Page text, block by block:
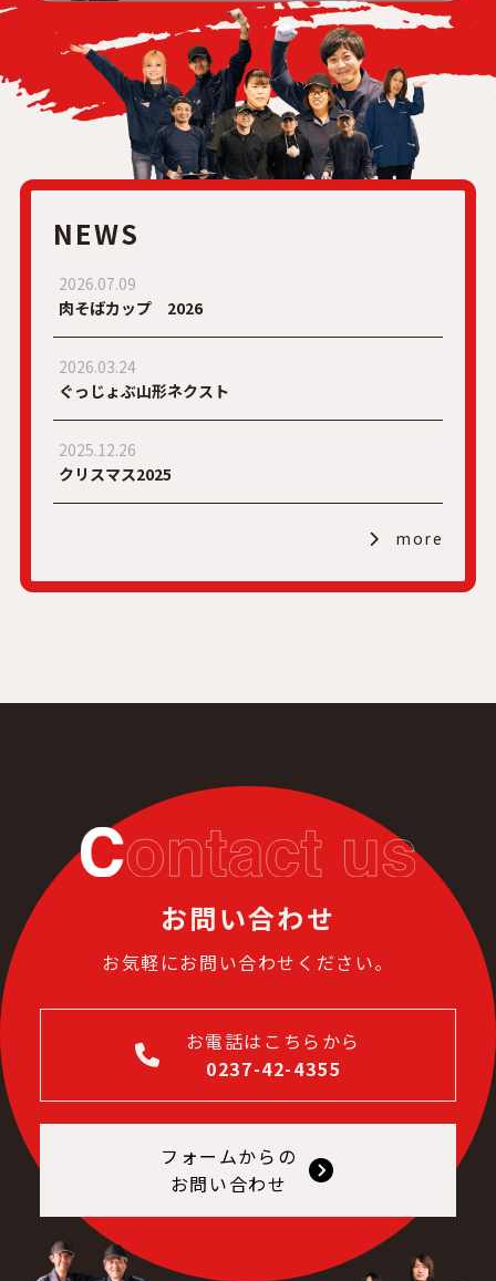
NEWS
2026.07.09
肉そばカップ 2026
2026.03.24
ぐっじょぶ山形ネクスト
2025.12.26
クリスマス2025
more
お問い合わせ
お気軽にお問い合わせください。
お電話はこちらから
0237-42-4355
フォームからの
お問い合わせ